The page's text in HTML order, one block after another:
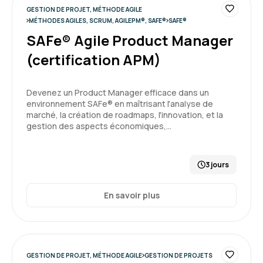
Mickael B. Le 17/04/2026
5
Accueil sympathique. Formateur à l'écoute.
Adaptabilité du format en fonction des besoins.
Formation : Conduire et gérer un projet
Formation : Devenir manager Agile Niveau I
GESTION DE PROJET, MÉTHODE AGILE
MÉTHODES AGILES, SCRUM, AGILEPM®, SAFE® SAFE®
SAFe® Agile Product Manager
(certification APM)
Devenez un Product Manager efficace dans un
environnement SAFe® en maîtrisant l'analyse de
marché, la création de roadmaps, l'innovation, et la
gestion des aspects économiques,…
3 jours
En savoir plus
GESTION DE PROJET, MÉTHODE AGILE GESTION DE PROJETS